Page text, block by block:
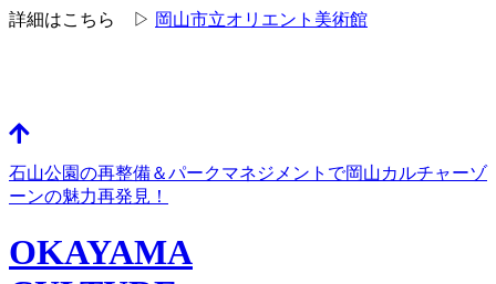
詳細はこちら ▷ 岡山市立オリエント美術館
石山公園の再整備＆パークマネジメントで岡山カルチャーゾ
ーンの魅力再発見！
OKAYAMA